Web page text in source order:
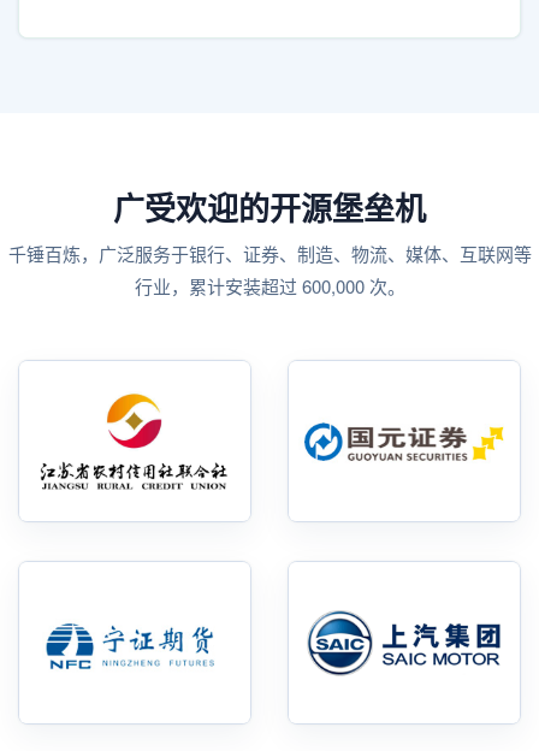
广受欢迎的开源堡垒机
千锤百炼，广泛服务于银行、证券、制造、物流、媒体、互联网等
行业，累计安装超过 600,000 次。